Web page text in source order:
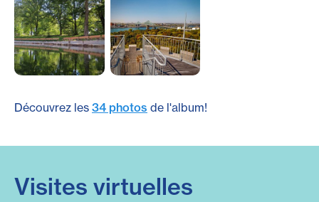
Découvrez les 34 photos de l'album!
Visites virtuelles